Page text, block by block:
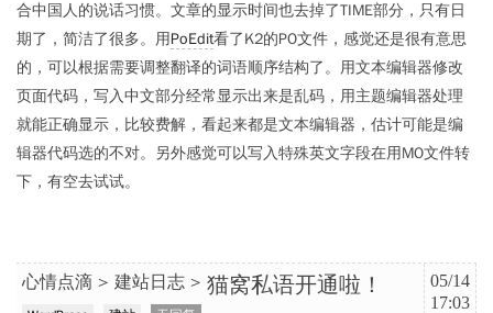
合中国人的说话习惯。文章的显示时间也去掉了TIME部分，只有日
期了，简洁了很多。用PoEdit看了K2的PO文件，感觉还是很有意思
的，可以根据需要调整翻译的词语顺序结构了。用文本编辑器修改
页面代码，写入中文部分经常显示出来是乱码，用主题编辑器处理
就能正确显示，比较费解，看起来都是文本编辑器，估计可能是编
辑器代码选的不对。另外感觉可以写入特殊英文字段在用MO文件转
下，有空去试试。
05/14
17:03
心情点滴 建站日志 猫窝私语开通啦！